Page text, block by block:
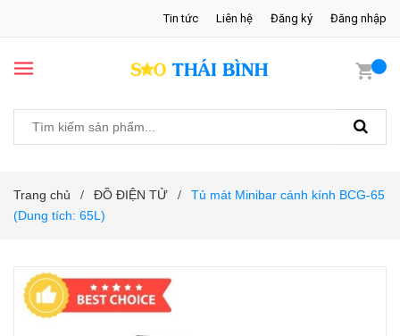
Tin tức Liên hệ Đăng ký Đăng nhập
Trang chủ / ĐỒ ĐIỆN TỬ /
Tủ mát Minibar cánh kính BCG-65
(Dung tích: 65L)